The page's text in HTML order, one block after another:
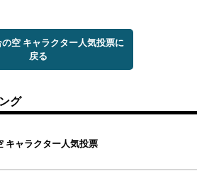
空 キャラクター人気投票に
戻る
グ
キャラクター人気投票